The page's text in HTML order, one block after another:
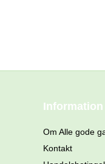
Information
Om Alle gode
Kontakt